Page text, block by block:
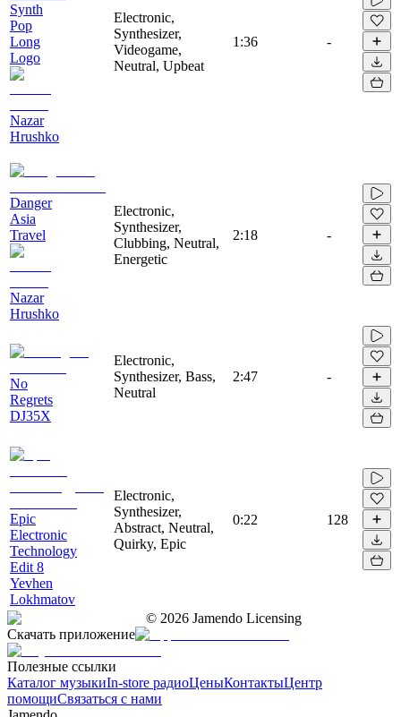
Synth
Pop
Long
Logo
Nazar
Hrushko
Electronic,
Synthesizer,
Videogame,
Neutral, Upbeat
1:36 -
Danger
Asia
Travel
Nazar
Hrushko
Electronic,
Synthesizer,
Clubbing, Neutral,
Energetic
2:18 -
No
Regrets
DJ35X
Electronic,
Synthesizer, Bass,
Neutral
2:47 -
Epic
Electronic
Technology
Edit 8
Yevhen
Lokhmatov
Electronic,
Synthesizer,
Abstract, Neutral,
Quirky, Epic
0:22 128
© 2026 Jamendo Licensing
Скачать приложение
Полезные ссылки
Каталог музыкиIn-store радиоЦеныКонтактыЦентр
помощиСвязаться с нами